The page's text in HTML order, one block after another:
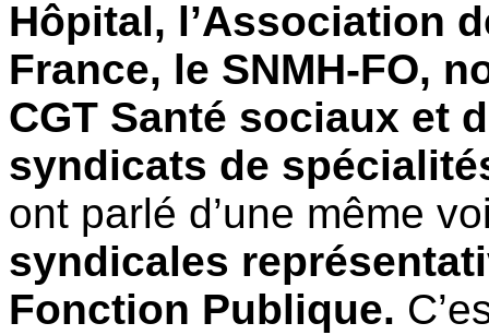
Hôpital, l’Association
France, le SNMH-FO,
CGT Santé sociaux et
syndicats de
ont parlé d’une même
syndicales
Fonction Publique.